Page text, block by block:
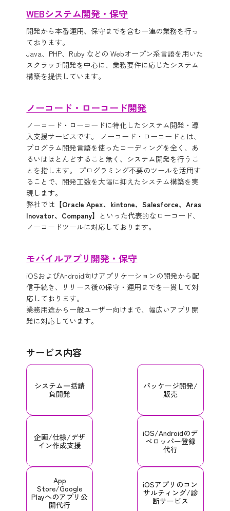
WEBシステム開発・保守
開発から本番運用、保守までを含む一連の業務を行っ
ております。
Java、PHP、Ruby などの Webオープン系言語を用いた
スクラッチ開発を中心に、業務要件に応じたシステム
構築を提供しています。
ノーコード・ローコード開発
ノーコード・ローコードに特化したシステム開発・導
入支援サービスです。 ノーコード・ローコードとは、
プログラム開発言語を使ったコーディングを全く、あ
るいはほとんどすること無く、システム開発を行うこ
とを指します。 プログラミング不要のツールを活用す
ることで、開発工数を大幅に抑えたシステム構築を実
現します。
弊社では【Oracle Apex、kintone、Salesforce、Aras
Inovator、Company】といった代表的なローコード、
ノーコードツールに対応しております。
モバイルアプリ開発・保守
iOSおよびAndroid向けアプリケーションの開発から配
信手続き、リリース後の保守・運用までを一貫して対
応しております。
業務用途から一般ユーザー向けまで、幅広いアプリ開
発に対応しています。
サービス内容
システム一括請
負開発
パッケージ開発/
販売
企画/仕様/デザ
イン作成支援
iOS/Androidのデ
ベロッパー登録
代行
App
Store/Google
Playへのアプリ公
開代行
iOSアプリのコン
サルティング/診
断サービス